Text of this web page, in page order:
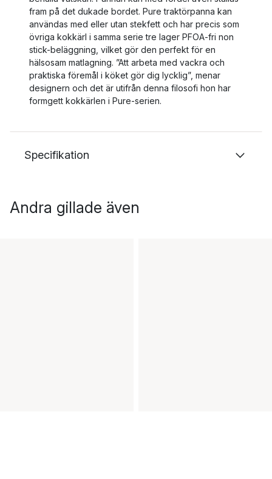
fram på det dukade bordet. Pure traktörpanna kan
användas med eller utan stekfett och har precis som
övriga kokkärl i samma serie tre lager PFOA-fri non
stick-beläggning, vilket gör den perfekt för en
hälsosam matlagning. ”Att arbeta med vackra och
praktiska föremål i köket gör dig lycklig”, menar
designern och det är utifrån denna filosofi hon har
formgett kokkärlen i Pure-serien.
Specifikation
Andra gillade även